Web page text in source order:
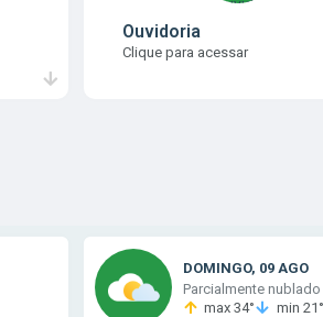
Ouvidoria
Clique para acessar
DOMINGO 09 AGO
Parcialmente nublado
max 34°
min 21°